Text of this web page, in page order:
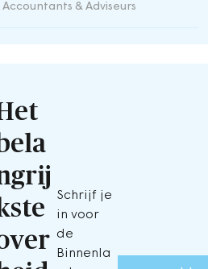
Accountants & Adviseurs
Schrijf je
in voor
de
Binnenla